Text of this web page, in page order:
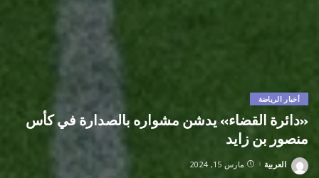
أخبار الرياضة
«دائرة القضاء» يدشن مشواره بالصدارة في كأس
منصور بن زايد
Posted
العربية مارس 15, 2024